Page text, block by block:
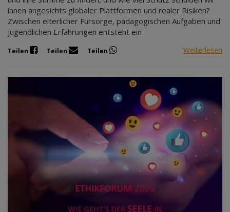
ihnen angesichts globaler Plattformen und realer Risiken?
Zwischen elterlicher Fürsorge, pädagogischen Aufgaben und
jugendlichen Erfahrungen entsteht ein
Teilen Teilen Teilen Weiterlesen